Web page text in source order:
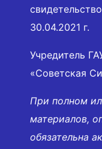
30.04.2021 г.
Учредитель
«Советская
При полном
материалов,
обязательна